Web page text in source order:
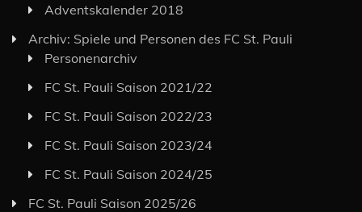
Adventskalender 2018
Archiv: Spiele und Personen des FC St. Pauli
Personenarchiv
FC St. Pauli Saison 2021/22
FC St. Pauli Saison 2022/23
FC St. Pauli Saison 2023/24
FC St. Pauli Saison 2024/25
FC St. Pauli Saison 2025/26